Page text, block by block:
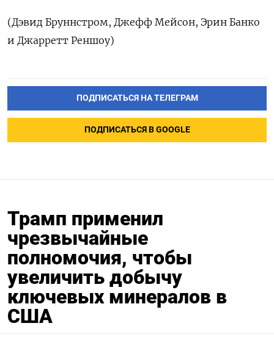
(Дэвид Бруннстром, Джефф Мейсон, Эрин Банко
и Джарретт Реншоу)
ПОДПИСАТЬСЯ НА ТЕЛЕГРАМ
ПОДПИСАТЬСЯ В GOOGLE
Трамп применил
чрезвычайные
полномочия, чтобы
увеличить добычу
ключевых минералов в
США